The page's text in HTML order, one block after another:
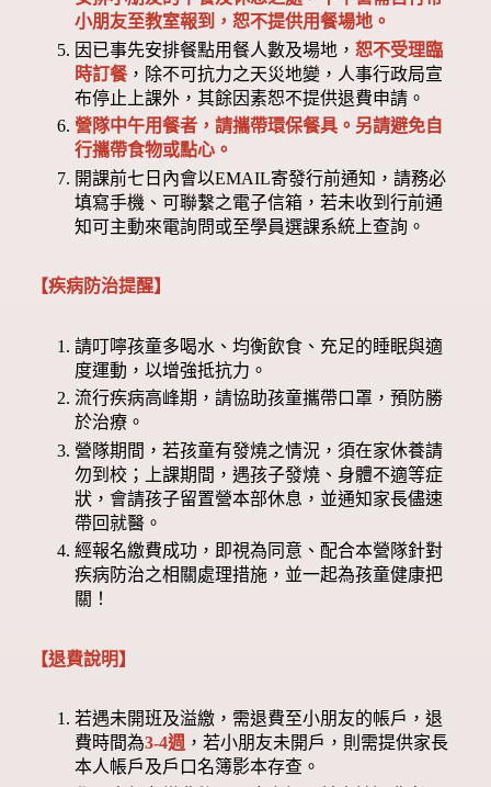
小朋友至教室報到，恕不提供用餐場地。
因已事先安排餐點用餐人數及場地，恕不受理臨
時訂餐，除不可抗力之天災地變，人事行政局宣
布停止上課外，其餘因素恕不提供退費申請。
營隊中午用餐者，請攜帶環保餐具。另請避免自
行攜帶食物或點心。
開課前七日內會以EMAIL寄發行前通知，請務必
填寫手機、可聯繫之電子信箱，若未收到行前通
知可主動來電詢問或至學員選課系統上查詢。
【疾病防治提醒】
請叮嚀孩童多喝水、均衡飲食、充足的睡眠與適
度運動，以增強抵抗力。
流行疾病高峰期，請協助孩童攜帶口罩，預防勝
於治療。
營隊期間，若孩童有發燒之情況，須在家休養請
勿到校；上課期間，遇孩子發燒、身體不適等症
狀，會請孩子留置營本部休息，並通知家長儘速
帶回就醫。
經報名繳費成功，即視為同意、配合本營隊針對
疾病防治之相關處理措施，並一起為孩童健康把
關！
【退費說明】
若遇未開班及溢繳，需退費至小朋友的帳戶，退
費時間為3-4週 ，若小朋友未開戶，則需提供家長
本人帳戶及戶口名簿影本存查。